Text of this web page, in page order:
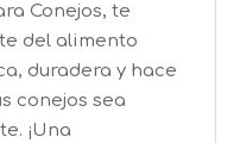
Conejos, te
del alimento
duradera y hace
conejos sea
¡Una